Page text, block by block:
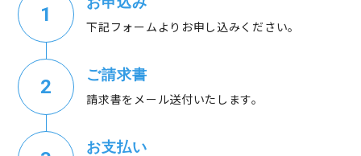
下記フォームよりお申し込みください。
ご請求書
請求書をメール送付いたします。
お支払い